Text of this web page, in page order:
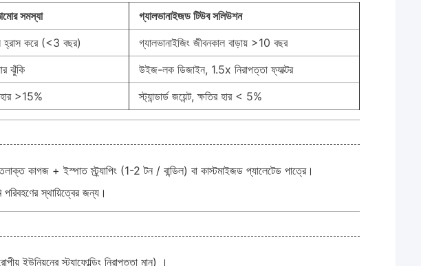
সমস্যা
গ্যালভানাইজড টিউব সলিউশন
হ্রাস করে (<3 বছর)
গ্যালভানাইজিং জীবনকাল বাড়ায় >10 বছর
ঝুঁকি
উইজ-লক ডিজাইন, 1.5x নিরাপত্তা ফ্যাক্টর
হার >15% স্ট্যান্ডার্ড জয়েন্ট, ক্ষতির হার < 5%
কাগজ + ইস্পাত স্ট্র্যাপিং (1-2 টন / বান্ডিল) বা কাস্টমাইজড প্যালেটেড পাত্রে।
স্থায়িত্বের জন্য।
স্ট্যাফোল্ডিং নিরাপত্তা মান) ।